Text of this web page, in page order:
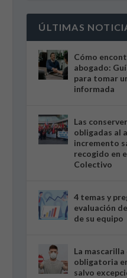
ÚLTIMAS
Cómo
abogado:
para tomar
informada
Las
obligadas al
incremento
recogido en
Colectivo
4 temas y
evaluación
de su equipo
La
obligatoria
salvo